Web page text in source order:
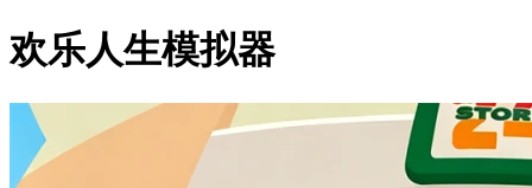
欢乐人生模拟器